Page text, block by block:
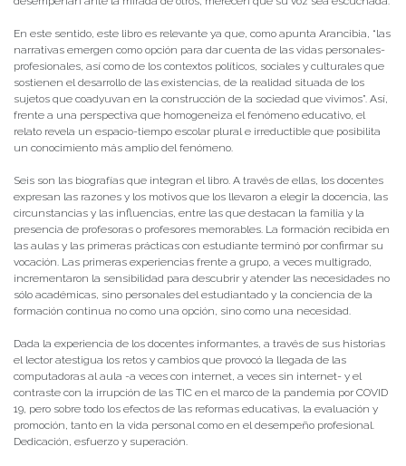
En este sentido, este libro es relevante ya que, como apunta Arancibia, “las
narrativas emergen como opción para dar cuenta de las vidas personales-
profesionales, así como de los contextos políticos, sociales y culturales que
sostienen el desarrollo de las existencias, de la realidad situada de los
sujetos que coadyuvan en la construcción de la sociedad que vivimos”. Así,
frente a una perspectiva que homogeneiza el fenómeno educativo, el
relato revela un espacio-tiempo escolar plural e irreductible que posibilita
un conocimiento más amplio del fenómeno.
Seis son las biografías que integran el libro. A través de ellas, los docentes
expresan las razones y los motivos que los llevaron a elegir la docencia, las
circunstancias y las influencias, entre las que destacan la familia y la
presencia de profesoras o profesores memorables. La formación recibida en
las aulas y las primeras prácticas con estudiante terminó por confirmar su
vocación. Las primeras experiencias frente a grupo, a veces multigrado,
incrementaron la sensibilidad para descubrir y atender las necesidades no
sólo académicas, sino personales del estudiantado y la conciencia de la
formación continua no como una opción, sino como una necesidad.
Dada la experiencia de los docentes informantes, a través de sus historias
el lector atestigua los retos y cambios que provocó la llegada de las
computadoras al aula -a veces con internet, a veces sin internet- y el
contraste con la irrupción de las TIC en el marco de la pandemia por COVID
19, pero sobre todo los efectos de las reformas educativas, la evaluación y
promoción, tanto en la vida personal como en el desempeño profesional.
Dedicación, esfuerzo y superación.